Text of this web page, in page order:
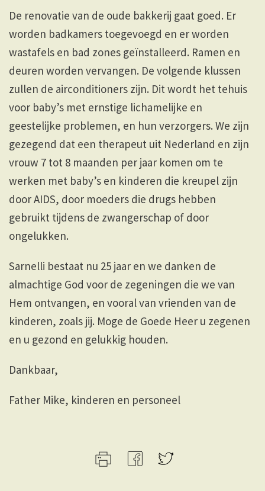
De renovatie van de oude bakkerij gaat goed. Er
worden badkamers toegevoegd en er worden
wastafels en bad zones geïnstalleerd. Ramen en
deuren worden vervangen. De volgende klussen
zullen de airconditioners zijn. Dit wordt het tehuis
voor baby’s met ernstige lichamelijke en
geestelijke problemen, en hun verzorgers. We zijn
gezegend dat een therapeut uit Nederland en zijn
vrouw 7 tot 8 maanden per jaar komen om te
werken met baby’s en kinderen die kreupel zijn
door AIDS, door moeders die drugs hebben
gebruikt tijdens de zwangerschap of door
ongelukken.
Sarnelli bestaat nu 25 jaar en we danken de
almachtige God voor de zegeningen die we van
Hem ontvangen, en vooral van vrienden van de
kinderen, zoals jij. Moge de Goede Heer u zegenen
en u gezond en gelukkig houden.
Dankbaar,
Father Mike, kinderen en personeel